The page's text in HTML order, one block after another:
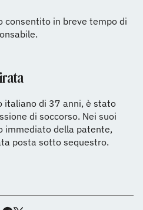
consentito in breve tempo di
italiano di 37 anni, è stato
di soccorso. Nei suoi
della patente,
posta sotto sequestro.